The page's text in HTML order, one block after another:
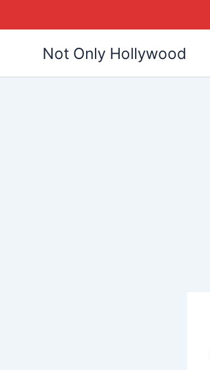
Not Only Hollywood